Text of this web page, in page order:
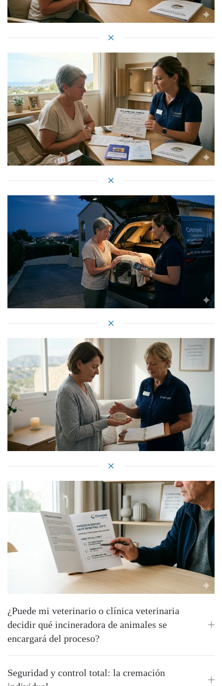
¿Puede mi veterinario o clínica veterinaria
decidir qué incineradora de animales se
encargará del proceso?
Seguridad y control total: la cremación